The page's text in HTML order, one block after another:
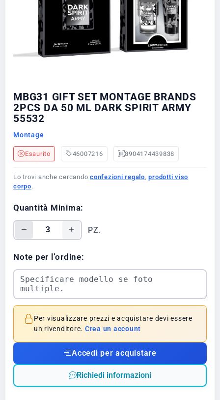
MBG31 GIFT SET MONTAGE BRANDS
2PCS DA 50 ML DARK SPIRIT ARMY
55532
Montage
Esaurito 46007216 8904174439838
Lo trovi anche cercandoconfezioni regalo ,prodotti viso
corpo.
Quantità Minima:
PZ.
Note per l’ordine:
Per visualizzare prezzi e acquistare devi essere
un rivenditore. Crea un account
Accedi per acquistare
Richiedi informazioni